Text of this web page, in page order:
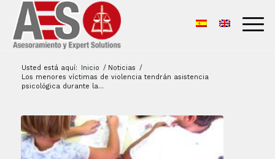
Usted está aquí: Inicio / Noticias /
Los menores víctimas de violencia tendrán asistencia
psicológica durante la...